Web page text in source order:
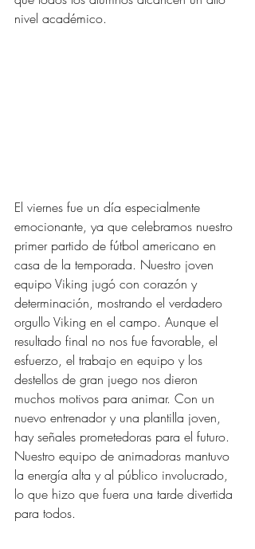
nivel académico.
El viernes fue un día especialmente
emocionante, ya que celebramos nuestro
primer partido de fútbol americano en
casa de la temporada. Nuestro joven
equipo Viking jugó con corazón y
determinación, mostrando el verdadero
orgullo Viking en el campo. Aunque el
resultado final no nos fue favorable, el
esfuerzo, el trabajo en equipo y los
destellos de gran juego nos dieron
muchos motivos para animar. Con un
nuevo entrenador y una plantilla joven,
hay señales prometedoras para el futuro.
Nuestro equipo de animadoras mantuvo
la energía alta y al público involucrado,
lo que hizo que fuera una tarde divertida
para todos.